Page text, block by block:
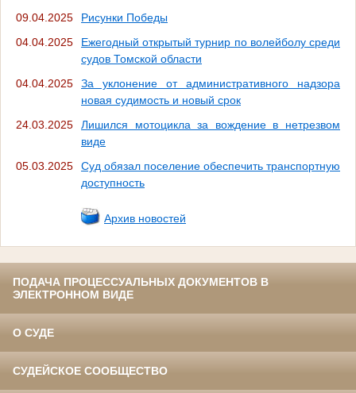
09.04.2025
Рисунки Победы
04.04.2025
Ежегодный открытый турнир по волейболу среди
судов Томской области
04.04.2025
За уклонение от административного надзора
новая судимость и новый срок
24.03.2025
Лишился мотоцикла за вождение в нетрезвом
виде
05.03.2025
Суд обязал поселение обеспечить транспортную
доступность
Архив новостей
ПОДАЧА ПРОЦЕССУАЛЬНЫХ ДОКУМЕНТОВ В
ЭЛЕКТРОННОМ ВИДЕ
О СУДЕ
СУДЕЙСКОЕ СООБЩЕСТВО